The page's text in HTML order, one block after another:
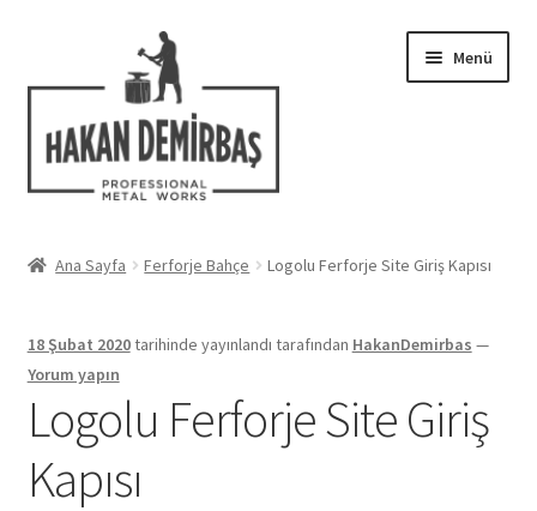
Menü
genişlet
Uygulamalar
Blog
İletişim
Ana Sayfa Ferforje Bahçe Logolu Ferforje Site Giriş Kapısı
18 Şubat 2020tarihinde yayınlandı tarafından HakanDemirbas —
Yorum yapın
Logolu Ferforje Site Giriş
Kapısı